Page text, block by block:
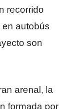
recorrido
en autobús
son
arenal, la
formada por